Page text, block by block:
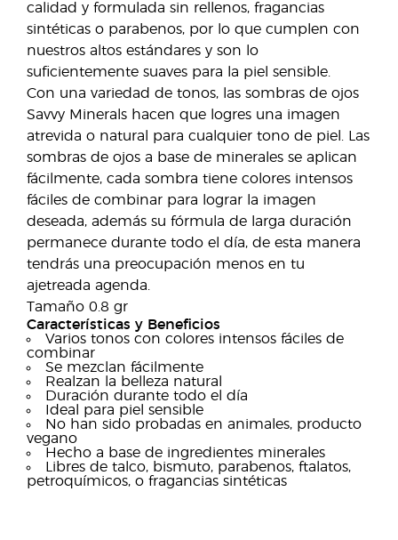
calidad y formulada sin rellenos, fragancias
sintéticas o parabenos, por lo que cumplen con
nuestros altos estándares y son lo
suficientemente suaves para la piel sensible.
Con una variedad de tonos, las sombras de ojos
Savvy Minerals hacen que logres una imagen
atrevida o natural para cualquier tono de piel. Las
sombras de ojos a base de minerales se aplican
fácilmente, cada sombra tiene colores intensos
fáciles de combinar para lograr la imagen
deseada, además su fórmula de larga duración
permanece durante todo el día, de esta manera
tendrás una preocupación menos en tu
ajetreada agenda.
Tamaño 0.8 gr
Características y Beneficios
Varios tonos con colores intensos fáciles de
combinar
Se mezclan fácilmente
Realzan la belleza natural
Duración durante todo el día
Ideal para piel sensible
No han sido probadas en animales, producto
vegano
Hecho a base de ingredientes minerales
Libres de talco, bismuto, parabenos, ftalatos,
petroquímicos, o fragancias sintéticas